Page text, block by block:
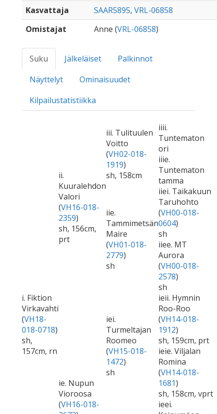
Kasvattaja
SAAR5895, VRL-06858
Omistajat
Anne (VRL-06858)
Suku Jälkeläiset
Palkinnot
Näyttelyt
Ominaisuudet
Kilpailustatistiikka
i. Fiktion
Virkavahti
(VH18-
018-0718)
sh,
157cm, rn
ii.
Kuuralehdon
Valori
(VH16-018-
2359)
sh, 156cm,
prt
iii. Tulituulen
Voitto
(VH02-018-
1919)
sh, 158cm
iiii.
Tuntematon
ori
iiie.
Tuntematon
tamma
iie.
Tammimetsän
Maire
(VH01-018-
2779)
sh
iiei. Taikakuun
Taruhohto
(VH00-018-
0604)
sh
iiee. MT
Aurora
(VH00-018-
2578)
sh
ie. Nupun
Vioroosa
(VH16-018-
iei.
Turmeltajan
Roomeo
(VH15-018-
1472)
sh
ieii. Hymnin
Roo-Roo
(VH14-018-
1912)
sh, 159cm, prt
ieie. Viljalan
Romina
(VH14-018-
1681)
sh, 158cm, vprt
ieei.